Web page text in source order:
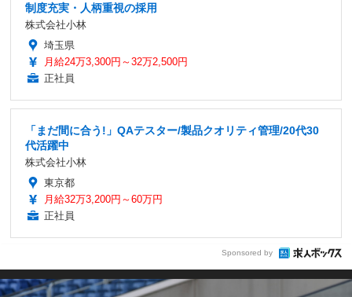
制度充実・人柄重視の採用
株式会社小林
埼玉県
月給24万3,300円～32万2,500円
正社員
「まだ間に合う!」QAテスター/製品クオリティ管理/20代30
代活躍中
株式会社小林
東京都
月給32万3,200円～60万円
正社員
Sponsored by